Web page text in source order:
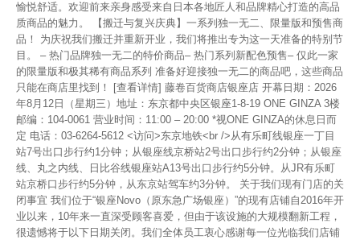
愉悦舒适。欢迎前来亲身感受来自日本各地匠人和品牌精心打造的高品
质商品的魅力。 【搬迁与复兴庆典】一系列独一无二、限量版和预售商
品！ 为庆祝我们搬迁并重新开业，我们将推出专为这一天准备的特别节
目。 – 热门品牌独一无二的特价商品– 热门系列新配色预售– 仅此一家
的限量版和极其稀有商品系列 准备好迎接独一无二的商品吧，这些商品
只能在商店里找到！ [查看详情] 藤卷百货商店银座店 开幕日期：2026
年8月12日（星期三）地址：东京都中央区银座1-8-19 ONE GINZA 3楼
邮编：104-0061 营业时间：11:00 – 20:00 *视ONE GINZA的休息日而
定 电话：03-6264-5612 <访问>东京地铁<br />从有乐町线银座一丁目
站7号出口步行约1分钟；从银座线京桥站2号出口步行约2分钟；从银座
线、丸之内线、日比谷线银座站A13号出口步行约5分钟。从JR有乐町
站京桥口步行约5分钟，从东京站驾车约3分钟。 关于我们现有门店的关
闭事宜 我们位于“银座Novo（原东急广场银座）”的现有店铺自2016年开
业以来，10年来一直深受顾客喜爱，但由于该设施的大规模翻新工程，
很遗憾将于以下日期关闭。我们全体员工衷心感谢每一位光临我们店铺